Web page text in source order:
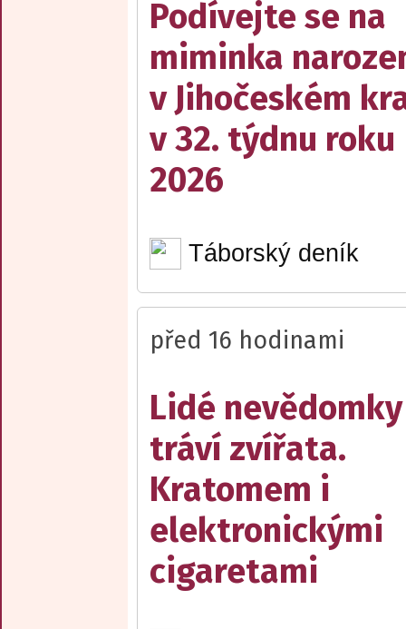
Podívejte se na
miminka
v Jihočeském
v 32. týdnu roku
2026
Táborský deník
před 16 hodinami
Lidé nevědomky
tráví zvířata.
Kratomem i
elektronickými
cigaretami